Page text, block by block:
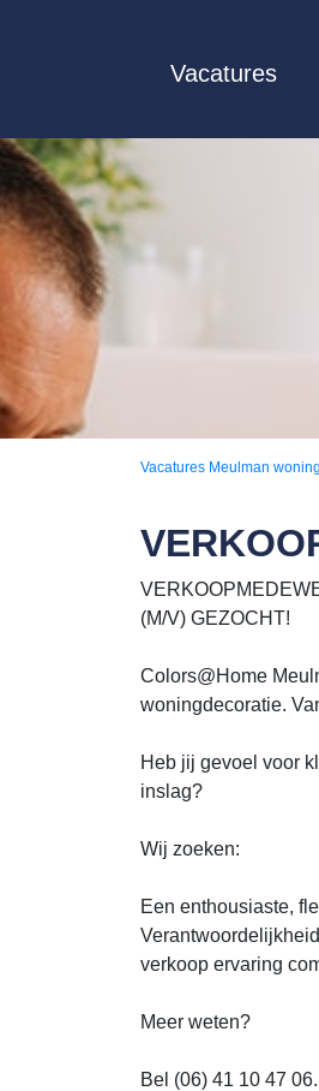
Vacatures
Vacatures Meulman
(M/V) GEZOCHT!
Colors@Home
woningdecoratie.
Heb jij gevoel voor
inslag?
Wij zoeken:
Een enthousiaste,
verkoop ervaring
Meer weten?
Bel (06) 41 10 47 06.